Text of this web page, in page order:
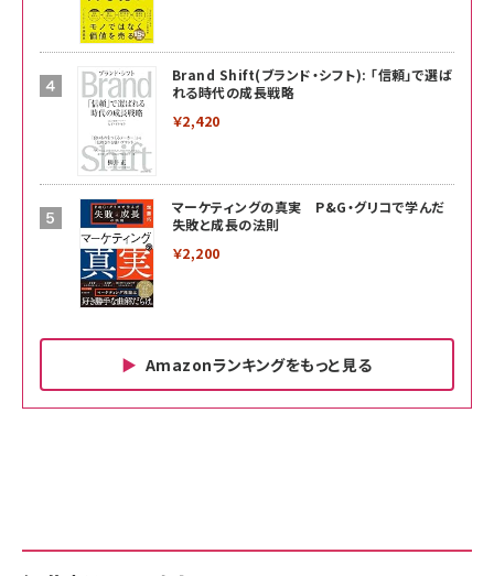
Brand Shift(ブランド・シフト): 「信頼」で選ば
れる時代の成長戦略
￥2,420
マーケティングの真実 P&G・グリコで学んだ
失敗と成長の法則
￥2,200
Amazonランキングをもっと見る
￥880
サポート正規品 メーカー保証5年 KLMEA128G
サポート正規品 メーカー保証5年 KLMEA128G